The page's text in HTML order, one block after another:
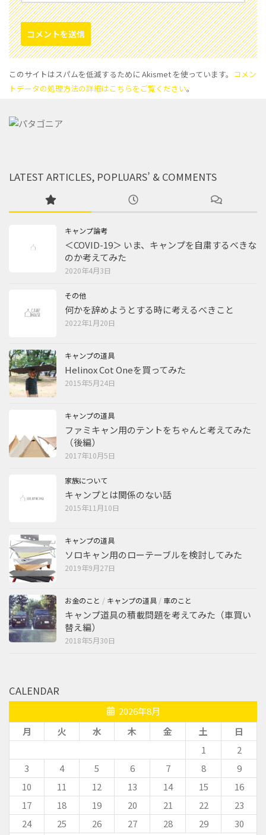
このサイトはスパムを低減するために Akismet を使っています。 コメン
トデータの処理方法の詳細はこちらをご覧ください。
LATEST ARTICLES, POPLUARS’ & COMMENTS
キャンプ論考
＜COVID-19＞ いま、キャンプを自粛するべきな
のか考えてみた
2020年4月3日
その他
何かを辞めようとする時に考えるべきこと
2022年1月20日
キャンプの道具
Helinox Cot Oneを買ってみた
2015年5月24日
キャンプの道具
ファミキャン用のテントをちゃんと考えてみた
（後編）
2017年10月5日
家族について
キャンプとは関係のない話
2015年11月10日
キャンプの道具
ソロキャン用のローテーブルを検討してみた
2019年9月27日
お金のこと / キャンプの道具 / 車のこと
キャンプ道具の積載問題を考えてみた（車買い
替え編）
2018年5月30日
CALENDAR
2026年8月
月
火 水 木 金 土
日
1
2
3
4 5 6 7 8
9
10
11 12 13 14 15
16
17
18 19 20 21 22
23
24
25 26 27 28 29
30